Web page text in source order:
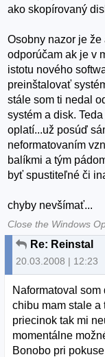
ako skopírovaný
Osobny nazor je
odporúčam ak je v
istotu nového
preinštalovať
stále som ti nedal
systém a disk.
oplatí...už posúď
neformatovaním
balíkmi a tým
byť spustiteľné či
chyby nevšímať...
Close the Windows
Re: Reinstal
20.03.2008 | 12:23
Naformatoval
chibu mam stale a
priecinok tak mi
momentálne
Bonobo pri